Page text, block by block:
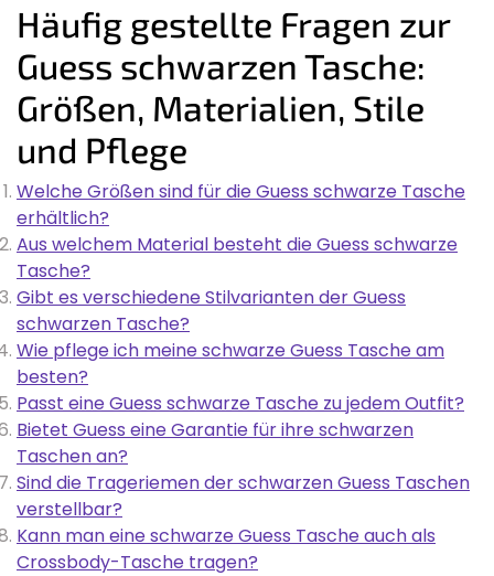
Häufig gestellte Fragen zur
Guess schwarzen Tasche:
Größen, Materialien, Stile
und Pflege
Welche Größen sind für die Guess schwarze Tasche
erhältlich?
Aus welchem Material besteht die Guess schwarze
Tasche?
Gibt es verschiedene Stilvarianten der Guess
schwarzen Tasche?
Wie pflege ich meine schwarze Guess Tasche am
besten?
Passt eine Guess schwarze Tasche zu jedem Outfit?
Bietet Guess eine Garantie für ihre schwarzen
Taschen an?
Sind die Trageriemen der schwarzen Guess Taschen
verstellbar?
Kann man eine schwarze Guess Tasche auch als
Crossbody-Tasche tragen?